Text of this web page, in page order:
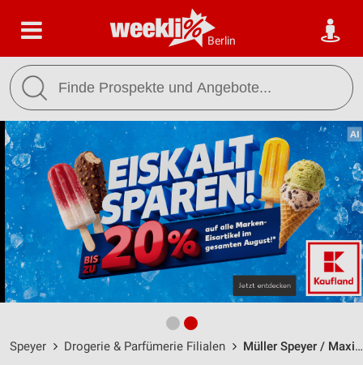
Berlin
Speyer Drogerie & Parfümerie Filialen Müller Speyer / Maximilianstr. 34 - Öffnungszeiten & Adresse